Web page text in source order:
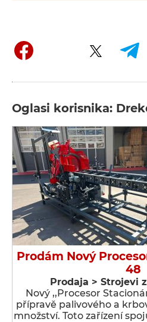
Oglasi korisnika:
Prodám Nový
48
Prodaja > Strojevi
Nový ,,Procesor
přípravě palivového a
množství. Toto zařízení